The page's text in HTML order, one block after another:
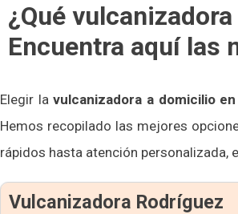
¿Qué
Encuentra aquí las
Elegir lavulcanizadora a domicilio
Hemos recopilado las mejores
rápidos hasta atención
Vulcanizadora Rodríguez